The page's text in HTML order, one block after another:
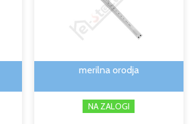
izberete
strani
merilna orodja
NA ZALOGI